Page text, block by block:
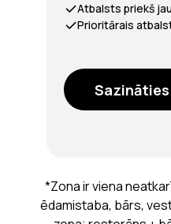
*Zona ir viena
ēdamistaba, bārs,
Atbalsts priekš
Prioritārais